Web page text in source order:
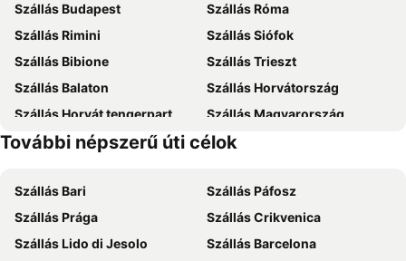
Szállás Budapest
Szállás Róma
Szállás Rimini
Szállás Siófok
Szállás Bibione
Szállás Trieszt
Szállás Balaton
Szállás Horvátország
Szállás Horvát tengerpart
Szállás Magyarország
Szállás Zakynthos
Szállás Mallorca
További népszerű úti célok
Szállás Bari
Szállás Páfosz
Szállás Prága
Szállás Crikvenica
Szállás Lido di Jesolo
Szállás Barcelona